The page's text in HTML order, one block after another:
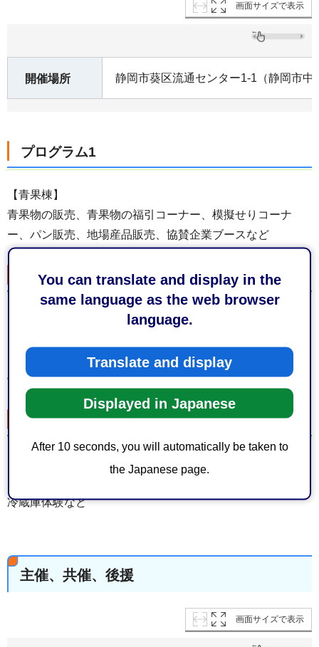
You can translate and display in the
same language as the web browser
language.
Translate and display
Displayed in Japanese
After 10 seconds, you will automatically be taken to
the Japanese page.
画面サイズで表示
開催場所 静岡市葵区流通センター1-1（静岡市中
プログラム1
【青果棟】
青果物の販売、青果物の福引コーナー、模擬せりコーナ
ー、パン販売、地場産品販売、協賛企業ブースなど
プログラム2
ー、魚釣りゲームコーナー、魚さばき方教室、水産物の販
売、協賛企業ブースなど
プログラム3
冷蔵庫体験など
主催、共催、後援
画面サイズで表示